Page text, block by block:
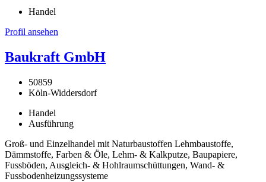
Handel
Profil ansehen
Baukraft GmbH
50859
Köln-Widdersdorf
Handel
Ausführung
Groß- und Einzelhandel mit Naturbaustoffen Lehmbaustoffe,
Dämmstoffe, Farben & Öle, Lehm- & Kalkputze, Baupapiere,
Fussböden, Ausgleich- & Hohlraumschüttungen, Wand- &
Fussbodenheizungssysteme